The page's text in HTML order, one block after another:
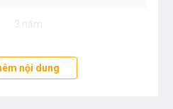
3 năm
nội dung